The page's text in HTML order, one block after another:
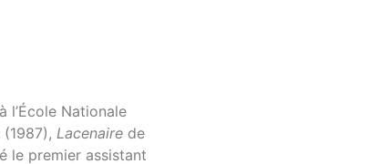
l’École Nationale
(1987), Lacenaire de
le premier assistant